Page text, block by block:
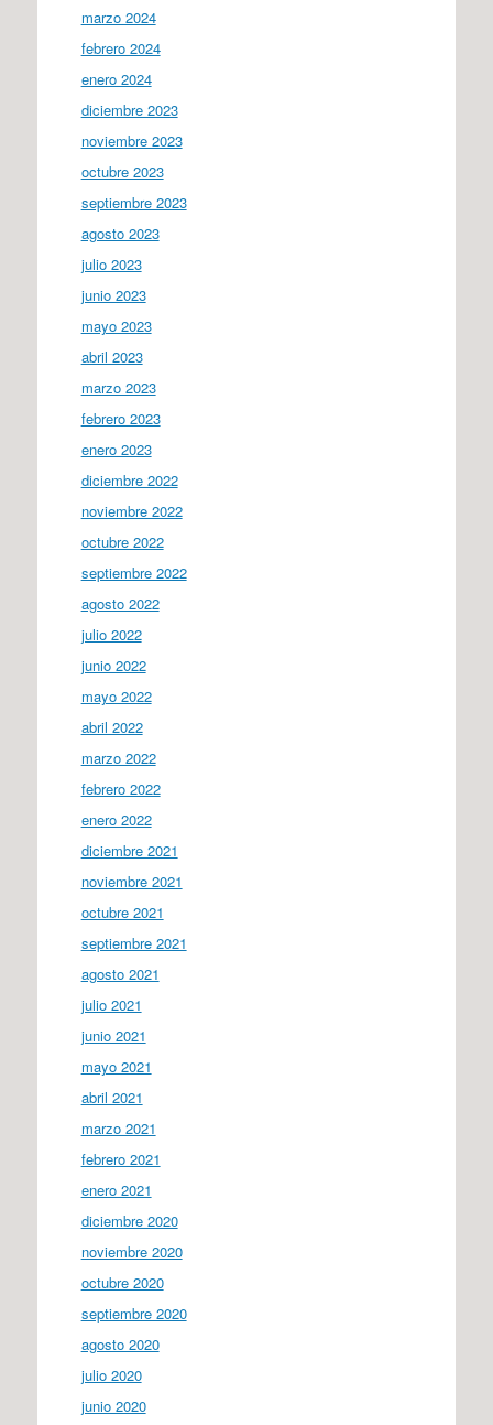
marzo 2024
febrero 2024
enero 2024
diciembre 2023
noviembre 2023
octubre 2023
septiembre 2023
agosto 2023
julio 2023
junio 2023
mayo 2023
abril 2023
marzo 2023
febrero 2023
enero 2023
diciembre 2022
noviembre 2022
octubre 2022
septiembre 2022
agosto 2022
julio 2022
junio 2022
mayo 2022
abril 2022
marzo 2022
febrero 2022
enero 2022
diciembre 2021
noviembre 2021
octubre 2021
septiembre 2021
agosto 2021
julio 2021
junio 2021
mayo 2021
abril 2021
marzo 2021
febrero 2021
enero 2021
diciembre 2020
noviembre 2020
octubre 2020
septiembre 2020
agosto 2020
julio 2020
junio 2020